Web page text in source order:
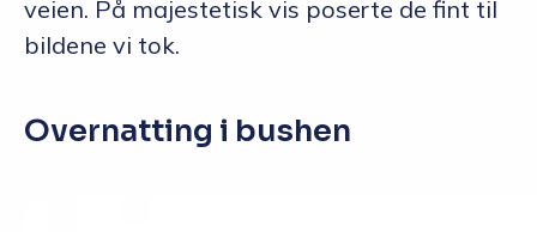
veien. På majestetisk vis poserte de fint til
bildene vi tok.
Overnatting i bushen